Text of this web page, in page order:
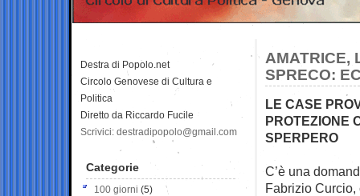
AMATRICE,
SPRECO:
LE CASE
PROTEZIONE
SPERPERO
C’è una
Fabrizio
Destra di Popolo.net
Circolo Genovese di Cultura e
Politica
Diretto da Riccardo Fucile
Scrivici: destradipopolo@gmail.com
Categorie
100 giorni (5)